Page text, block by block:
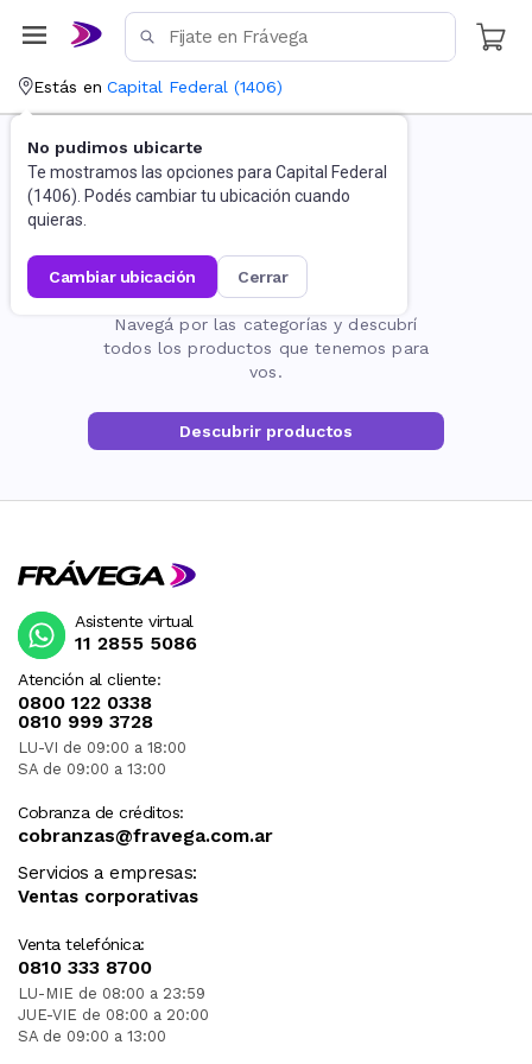
Estás en Capital Federal (1406)
No pudimos ubicarte
Te mostramos las opciones para Capital Federal
(1406). Podés cambiar tu ubicación cuando
quieras.
cambiar ubicación cerrar
La página no existe
Navegá por las categorías y descubrí
todos los productos que tenemos para
vos.
Descubrir productos
Atención al cliente:
0800 122 0338
0810 999 3728
LU-VI de 09:00 a 18:00
SA de 09:00 a 13:00
Cobranza de créditos:
cobranzas@fravega.com.ar
Servicios a empresas:
Ventas corporativas
Venta telefónica:
0810 333 8700
LU-MIE de 08:00 a 23:59
JUE-VIE de 08:00 a 20:00
SA de 09:00 a 13:00
Asistente virtual
11 2855 5086